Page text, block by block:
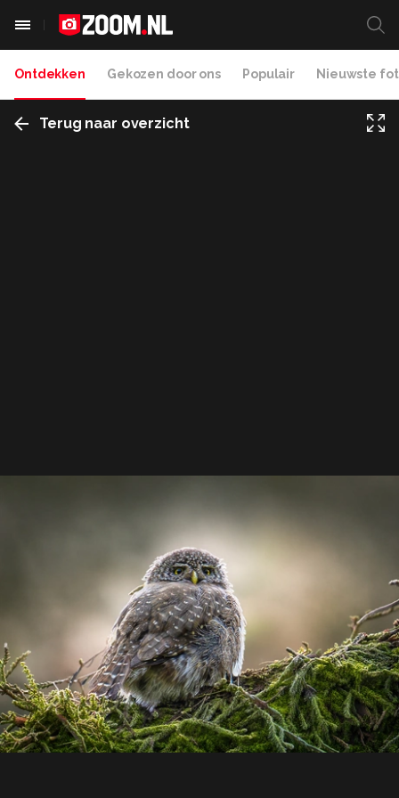
Ontdekken Gekozen door ons Populair Nieuwste
Terug naar overzicht